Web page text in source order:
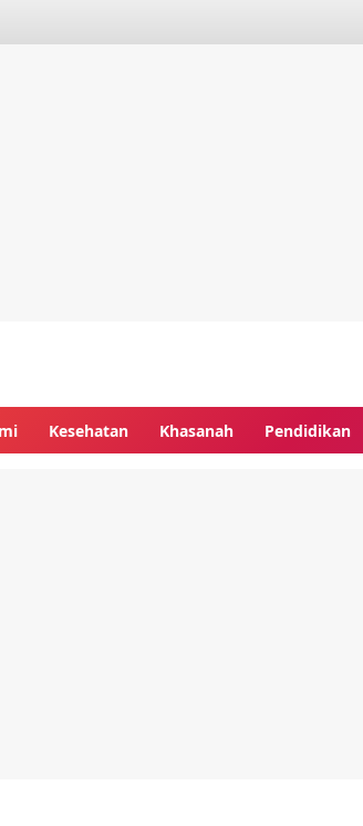
Kesehatan Khasanah Pendidikan